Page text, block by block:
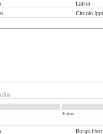
Latina
Circolo
Fabio
Borgo